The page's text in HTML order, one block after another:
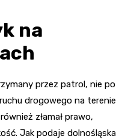
na
przez patrol, nie po
drogowego na terenie
złamał prawo,
Jak podaje dolnośląska